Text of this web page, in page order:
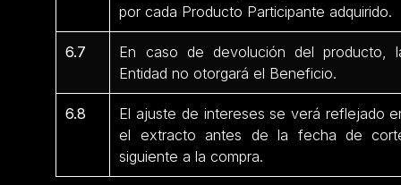
por cada Producto Participante adquirido.
6.7
En caso de devolución del producto,
Entidad no otorgará el Beneficio.
6.8
El ajuste de intereses se verá reflejado
el extracto antes de la fecha de
siguiente a la compra.